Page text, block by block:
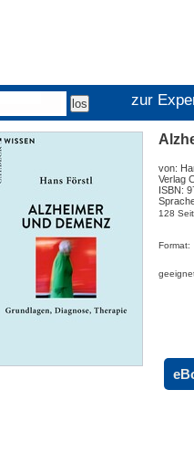
zur
von:
Verlag
ISBN:
128
Format: